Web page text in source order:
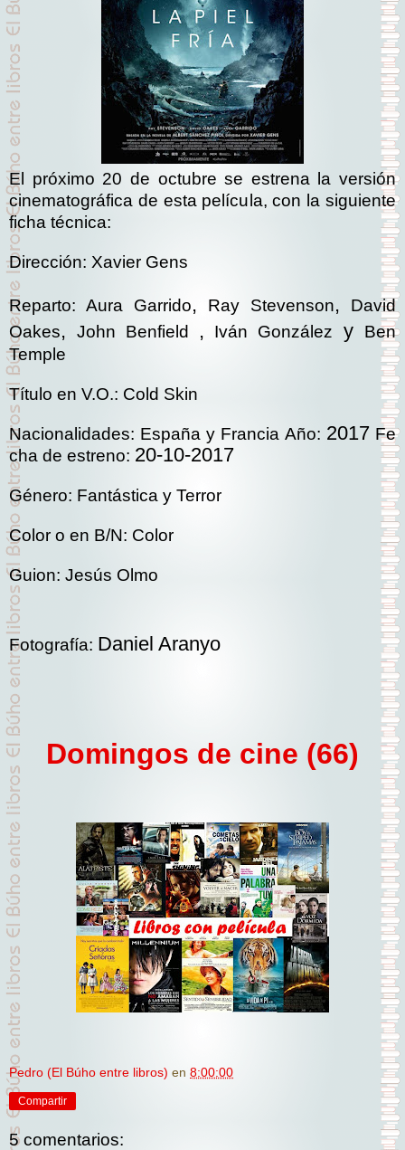
El próximo 20 de octubre se estrena la versión
cinematográfica de esta película, con la siguiente
ficha técnica:
Dirección: Xavier Gens
Reparto:Aura Garrido, Ray Stevenson,
David
Oakes, John Benfield , Iván González y
Ben
Temple
Título en V.O.: Cold Skin
Nacionalidades: España y Francia Año: 2017 Fe
cha de estreno: 20-10-2017
Género: Fantástica y Terror
Color o en B/N: Color
Guion: Jesús Olmo
Fotografía: Daniel Aranyo
Domingos de cine (66)
Pedro (El Búho entre libros) en 8:00:00
Compartir
5 comentarios: